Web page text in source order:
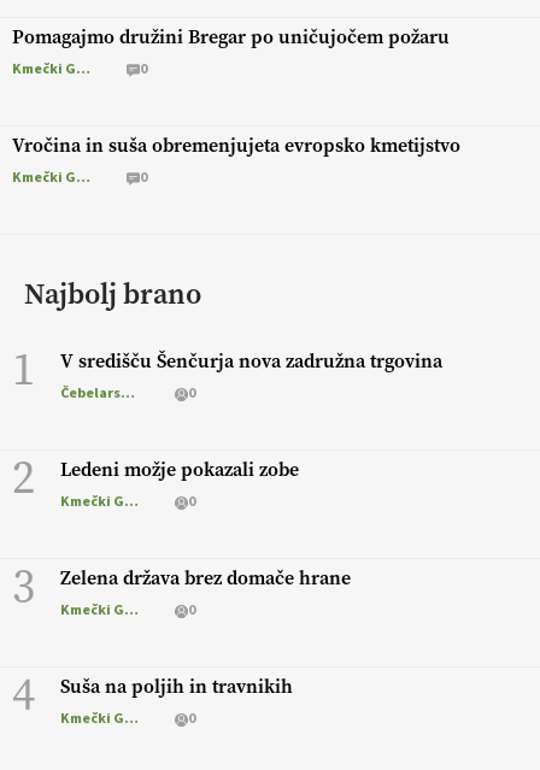
Pomagajmo družini Bregar po uničujočem požaru
Kmečki Glas 0
Vročina in suša obremenjujeta evropsko kmetijstvo
Kmečki Glas 0
Najbolj brano
1 V središču Šenčurja nova zadružna trgovina
Čebelarstvo 0
2 Ledeni možje pokazali zobe
Kmečki Glas 0
3 Zelena država brez domače hrane
Kmečki Glas 0
4 Suša na poljih in travnikih
Kmečki Glas 0